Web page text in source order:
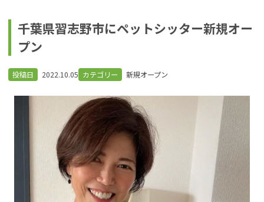
千葉県習志野市にペットシッター新規オー
プン
投稿日 2022.10.05 カテゴリー 新規オープン